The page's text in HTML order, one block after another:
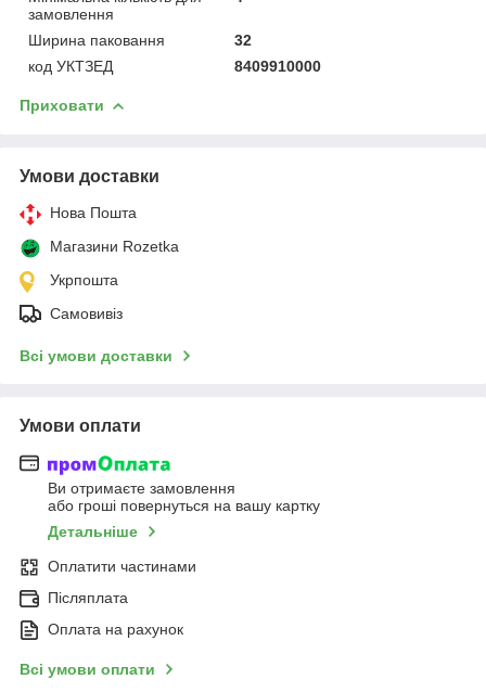
замовлення
Ширина паковання
32
код УКТЗЕД
8409910000
Приховати
Умови доставки
Нова Пошта
Магазини Rozetka
Укрпошта
Самовивіз
Всі умови доставки
Умови оплати
Ви отримаєте замовлення
або гроші повернуться на вашу картку
Детальніше
Оплатити частинами
Післяплата
Оплата на рахунок
Всі умови оплати